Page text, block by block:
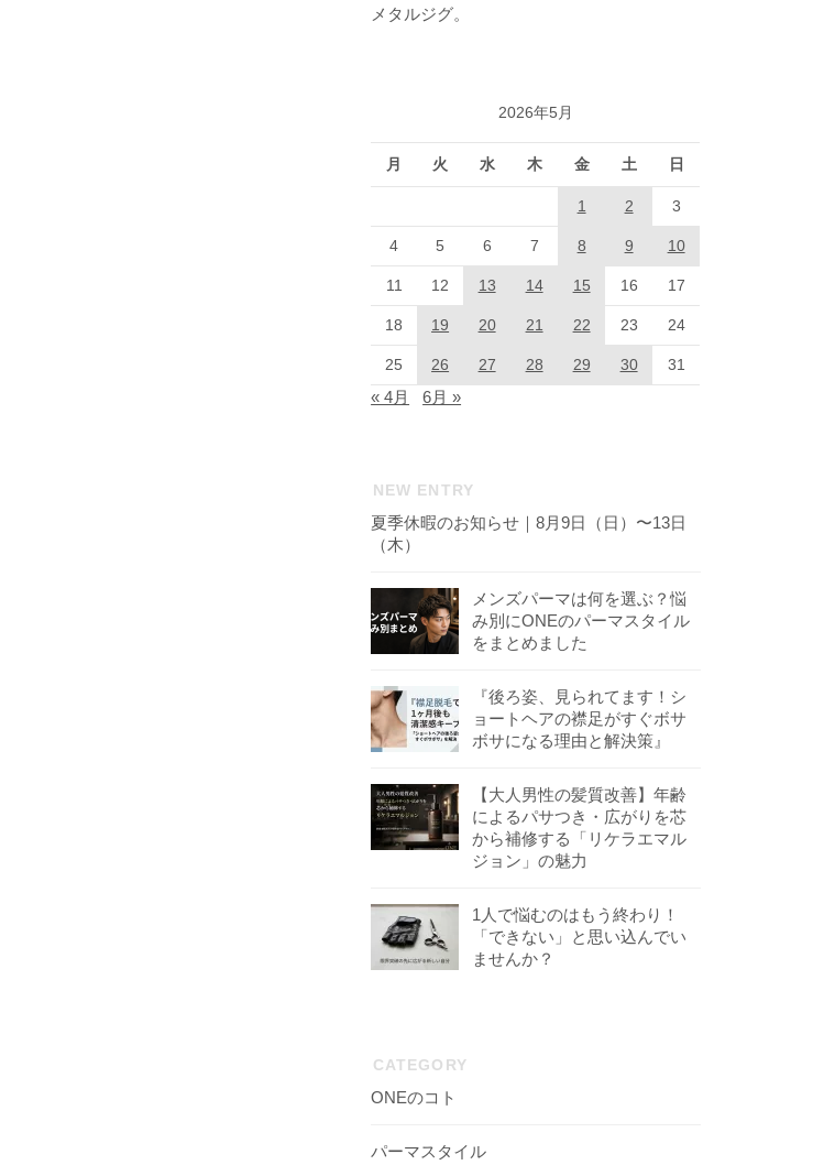
メタルジグ。
2026年5月
月 火 水 木 金 土 日
1 2 3
4 5 6 7 8 9 10
11 12 13 14 15 16 17
18 19 20 21 22 23 24
25 26 27 28 29 30
31
« 4月
6月 »
NEW ENTRY
夏季休暇のお知らせ｜8月9日（日）〜13日
（木）
メンズパーマは何を選ぶ？悩
み別にONEのパーマスタイル
をまとめました
『後ろ姿、見られてます！シ
ョートヘアの襟足がすぐボサ
ボサになる理由と解決策』
【大人男性の髪質改善】年齢
によるパサつき・広がりを芯
から補修する「リケラエマル
ジョン」の魅力
1人で悩むのはもう終わり！
「できない」と思い込んでい
ませんか？
CATEGORY
ONEのコト
パーマスタイル